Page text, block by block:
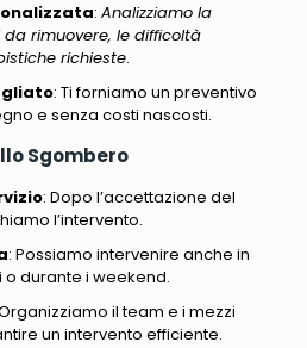
: Analizziamo la
rimuovere, le difficoltà
richieste.
: Ti forniamo un preventivo
e senza costi nascosti.
Sgombero
: Dopo l’accettazione del
l’intervento.
: Possiamo intervenire anche in
o durante i weekend.
il team e i mezzi
un intervento efficiente.